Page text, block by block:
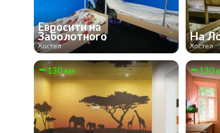
Евросити на
Заболотного
Хостел
На
Хостел
130 км 130